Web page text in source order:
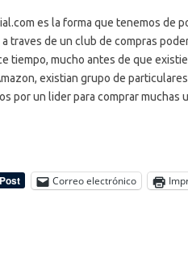
es la forma que tenemos de
traves de un club de compras
tiempo, mucho antes de que
existian grupo de
por un lider para comprar muchas
Correo electrónico